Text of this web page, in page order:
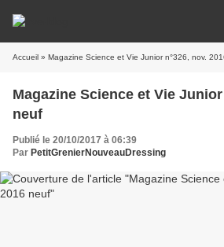
Accueil » Magazine Science et Vie Junior n°326, nov.
Magazine Science et Vie Junior
neuf
Publié le 20/10/2017 à 06:39
Par PetitGrenierNouveauDressing